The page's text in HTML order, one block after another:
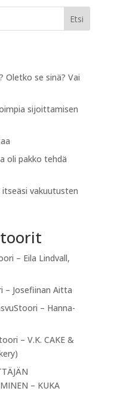
Etsi
Oletko se sinä? Vai
sijoittamisen
oli pakko tehdä
vakuutusten
– Eila Lindvall,
– Josefiinan Aitta
– Hanna-
– V.K. CAKE &
– KUKA